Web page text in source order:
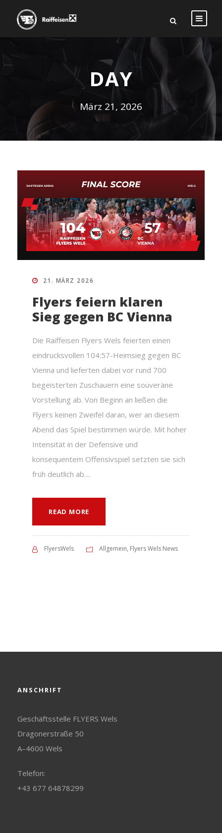
DAY
März 21, 2026
21. MÄRZ 2026
Flyers feiern klaren
Sieg gegen BC Vienna
Die Raiffeisen Flyers Wels feierten einen
eindrucksvollen 104:57-Heimsieg gegen BC
Vienna und lieferten dabei vor rund 700
begeisterten Zuschauern eine souveräne
Vorstellung ab. Von Beginn an ließen die
Flyers keinen Zweifel daran, wer an diesem
Abend das Spiel bestimmen würde. Mit hoher
Intensität in der Defensive und
konsequentem Offensivspiel setzten sie sich
früh deutlich ab....
READ MORE
FlyersWels Allgemein, Flyers Wels News
ANSCHRIFT
Geschäftsstelle FLYERS Wels
Dragonerstraße 50
A–4600 Wels
Telefon:
+43 677 64878299